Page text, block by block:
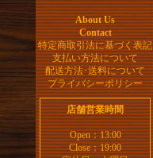
About Us
Contact
特定商取引法に基づく表記
支払い方法について
配送方法･送料について
プライバシーポリシー
店舗営業時間
Open：13:00
Close：19:00